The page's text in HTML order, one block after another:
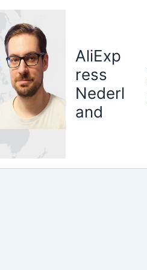
AliExp
ress
Nederl
and